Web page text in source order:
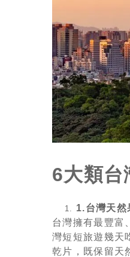
6大類台
1.台灣天然
台灣擁有最豐富
灣短短旅遊幾天
乾片，既保留天